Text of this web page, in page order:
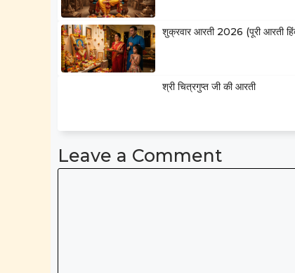
शुक्रवार आरती 2026 (पूरी आरती
श्री चित्रगुप्त जी की आरती
Leave a Comment